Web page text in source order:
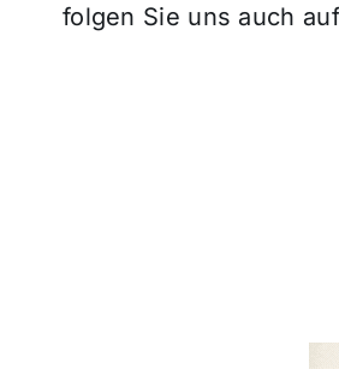
folgen Sie uns auch auf